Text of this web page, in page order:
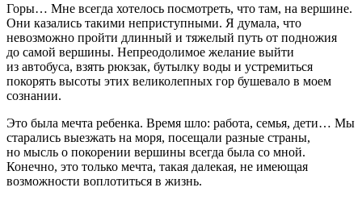
Горы… Мне всегда хотелось посмотреть, что там, на вершине.
Они казались такими неприступными. Я думала, что
невозможно пройти длинный и тяжелый путь от подножия
до самой вершины. Непреодолимое желание выйти
из автобуса, взять рюкзак, бутылку воды и устремиться
покорять высоты этих великолепных гор бушевало в моем
сознании.
Это была мечта ребенка. Время шло: работа, семья, дети… Мы
старались выезжать на моря, посещали разные страны,
но мысль о покорении вершины всегда была со мной.
Конечно, это только мечта, такая далекая, не имеющая
возможности воплотиться в жизнь.